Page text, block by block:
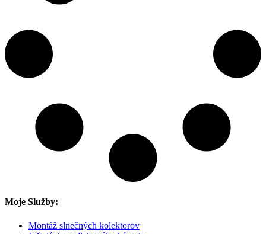
Moje Služby:
Montáž slnečných kolektorov